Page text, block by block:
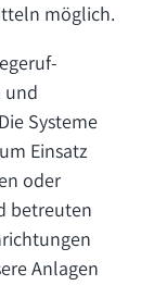
möglich.
und
Systeme
Einsatz
oder
betreuten
Anlagen